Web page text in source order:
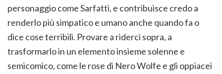
personaggio come Sarfatti, e contribuisce credo a
renderlo più simpatico e umano anche quando fa o
dice cose terribili. Provare a riderci sopra, a
trasformarlo in un elemento insieme solenne e
semicomico, come le rose di Nero Wolfe e gli oppiacei